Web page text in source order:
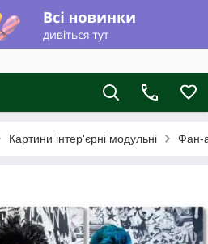
Картини інтер'єрні модульні Фан-